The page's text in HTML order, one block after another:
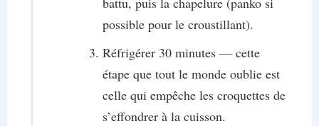
possible pour le croustillant).
Réfrigérer 30 minutes — cette
étape que tout le monde oublie est
celle qui empêche les croquettes de
s’effondrer à la cuisson.